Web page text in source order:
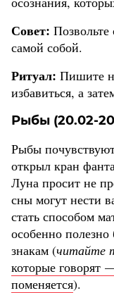
Совет:
самой собой.
Ритуал: Пишите
избавиться, а
Рыбы (20.02-
Рыбы
открыл кран
Луна просит не
сны могут нести
стать способом
особенно
знакам (читайте
которые говорят
поменяется).